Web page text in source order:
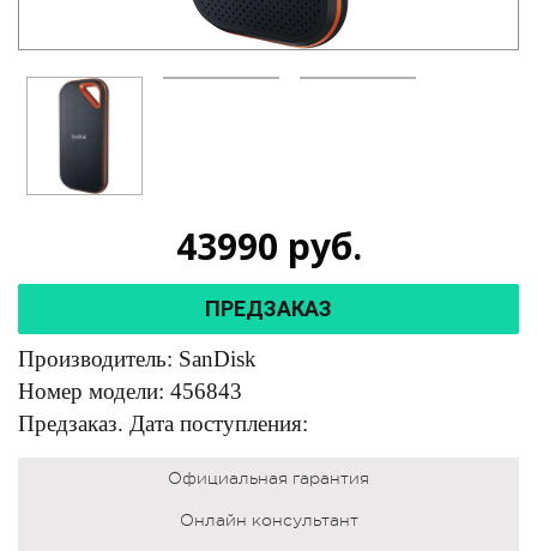
43990 руб.
ПРЕДЗАКАЗ
Производитель: SanDisk
Номер модели: 456843
Предзаказ. Дата поступления:
Официальная гарантия
Онлайн консультант